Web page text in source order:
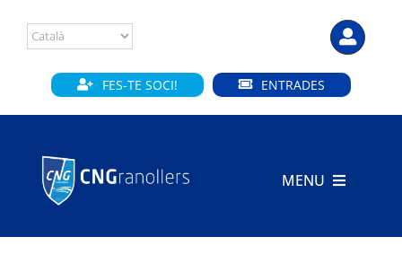
content
FES-TE SOCI! ENTRADES
MENU